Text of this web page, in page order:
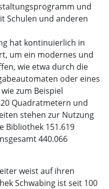
und
Schulen und anderen
hat kontinuierlich in
um ein modernes und
wie etwa durch die
oder eines
zum Beispiel
Quadratmetern und
stehen zur Nutzung
Bibliothek 151.619
440.066
weist auf ihren
Schwabing ist seit 100